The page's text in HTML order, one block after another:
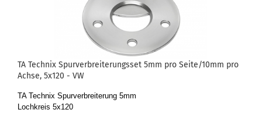
TA Tech­nix Spur­ver­brei­te­rungs­set 5mm pro Seite/10mm pro
Achse, 5x120 - VW
TA Tech­nix Spur­ver­brei­te­rung 5mm
Loch­kreis 5x120